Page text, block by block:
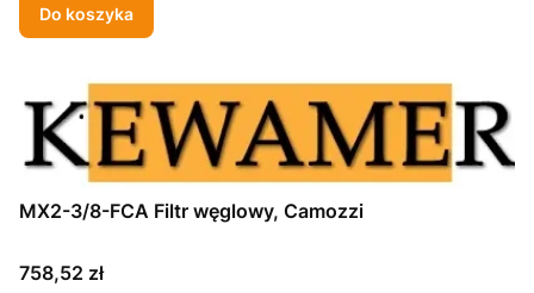
Do koszyka
MX2-3/8-FCA Filtr węglowy, Camozzi
Cena
758,52 zł